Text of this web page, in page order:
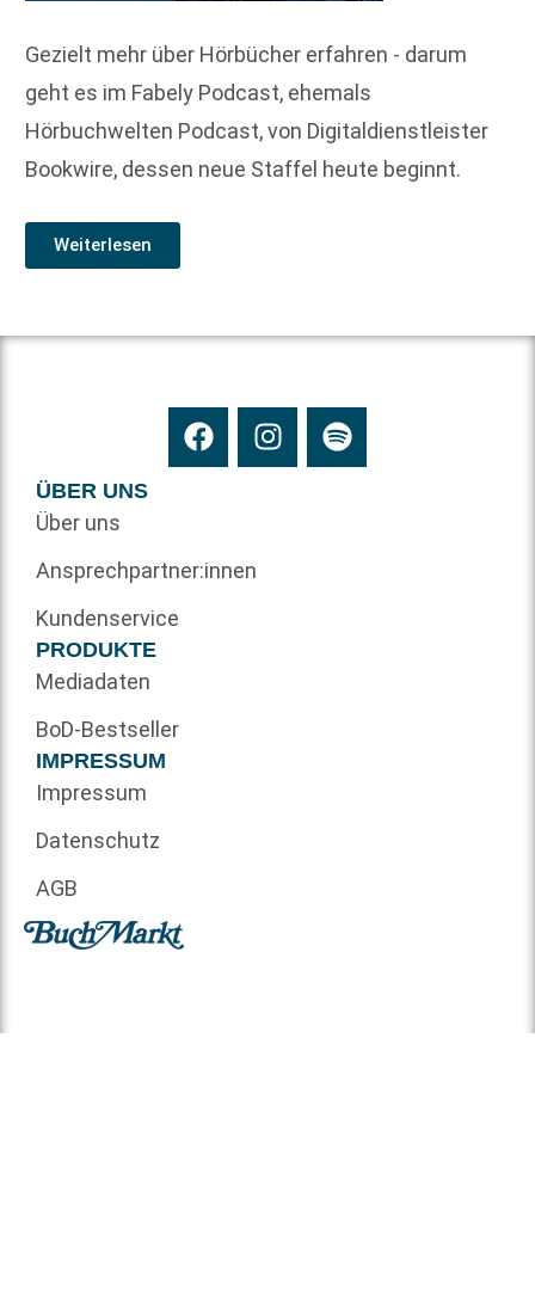
Gezielt mehr über Hörbücher erfahren - darum
geht es im Fabely Podcast, ehemals
Hörbuchwelten Podcast, von Digitaldienstleister
Bookwire, dessen neue Staffel heute beginnt.
Weiterlesen
ÜBER UNS
Über uns
Ansprechpartner:innen
Kundenservice
PRODUKTE
Mediadaten
BoD-Bestseller
IMPRESSUM
Impressum
Datenschutz
AGB